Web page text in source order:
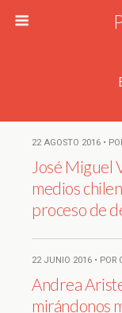
22 AGOSTO 2016 •
José Miguel
medios
proceso de
22 JUNIO 2016 • POR
Andrea
mirándonos